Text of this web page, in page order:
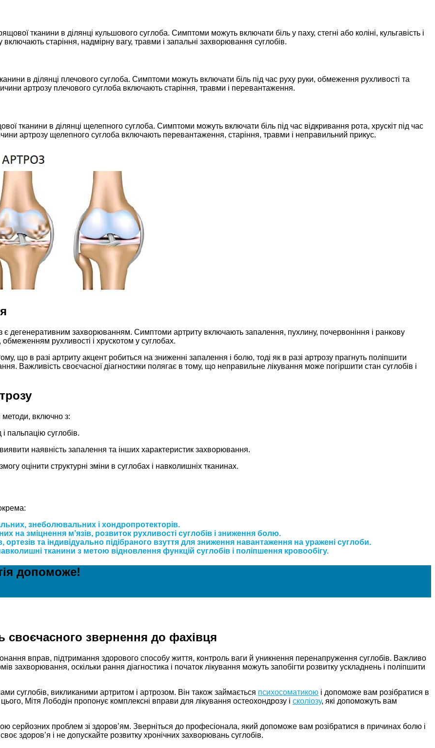
тканини в ділянці кульшового суглоба. Симптоми можуть включати біль у паху, стегні або коліні, кульгавість і
старіння, надмірну вагу, травми і запальні захворювання суглобів.
в ділянці плечового суглоба. Симптоми можуть включати біль під час руху руки, обмеження рухливості та
артрозу плечового суглоба включають старіння, травми і перевантаження.
тканини в ділянці щелепного суглоба. Симптоми можуть включати біль під час відкривання рота, хрускіт під час
артрозу щелепного суглоба включають перевантаження, старіння, травми і неправильний прикус.
є дегенеративним захворюванням. Симптоми артриту включають запалення, пухлину, почервоніння і ранкову
рухливості і хрускотом у суглобах.
що в разі артриту акцент робиться на зниженні запалення і болю, тоді як в разі артрозу прагнуть поліпшити
Важливість своєчасної діагностики полягає в тому, що неправильне лікування може погіршити стан суглобів і
методи, включно з:
пальпацію суглобів.
наявність запалення та інших характеристик захворювання.
оцінити структурні зміни в суглобах і навколишніх тканинах.
знеболювальних і хондропротекторів.
на зміцнення м’язів, розвиток рухливості суглобів і зниження болю.
та індивідуально підібраного взуття для зниження навантаження на уражені суглоби.
тканини з метою відновлення функцій суглобів і поліпшення кровообігу.
допоможе!
своєчасного звернення до фахівця
вправ, підтримання здорового способу життя, контроль ваги й уникнення перенапруження суглобів. Важливо
захворювання, оскільки рання діагностика і початок лікування можуть запобігти розвитку ускладнень і поліпшити
суглобів, викликаними артритом і артрозом. Він також займається психосоматикою і допоможе вам розібратися в
Мітя Лободін пропонує комплексні вправи для лікування остеохондрозу і сколіозу, які допоможуть вам
серйозних проблем зі здоров’ям. Зверніться до професіонала, який допоможе вам розібратися в причинах болю і
здоров’я і не допускайте розвитку хронічних захворювань суглобів.